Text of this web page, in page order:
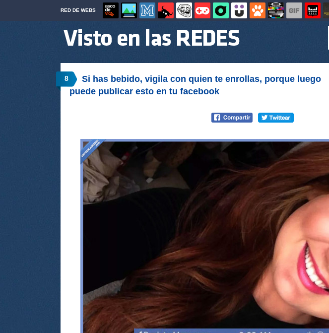
RED DE WEBS
8
Si has bebido, vigila con quien te enrollas, porque luego
puede publicar esto en tu facebook